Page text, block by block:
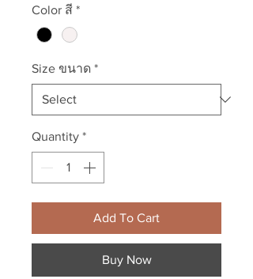
Color สี *
Size ขนาด *
Quantity *
Add To Cart
Buy Now